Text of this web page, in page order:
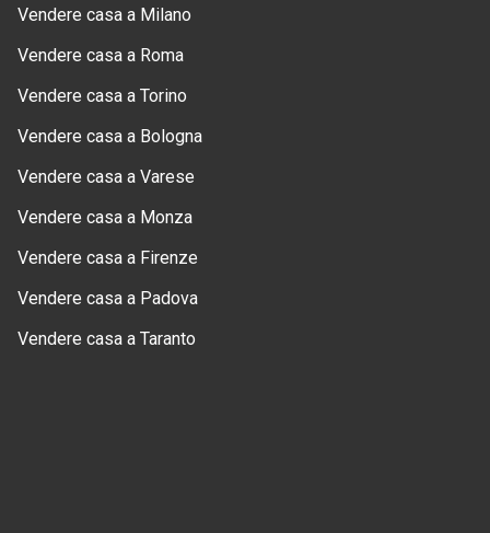
Vendere casa a Milano
Vendere casa a Roma
Vendere casa a Torino
Vendere casa a Bologna
Vendere casa a Varese
Vendere casa a Monza
Vendere casa a Firenze
Vendere casa a Padova
Vendere casa a Taranto